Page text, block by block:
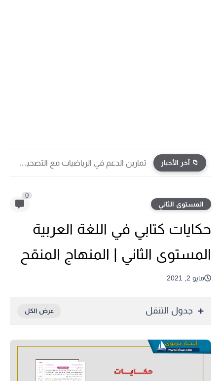
📁 آخر الأخبار تمارين الدعم في الرياضيات مع التصحيح | جميع الوحدات...
المستوى الثاني
0
حكايات كتابي في اللغة العربية
المستوى الثاني | المنهاج المنقح
مايو 2, 2021
جدول التنقل